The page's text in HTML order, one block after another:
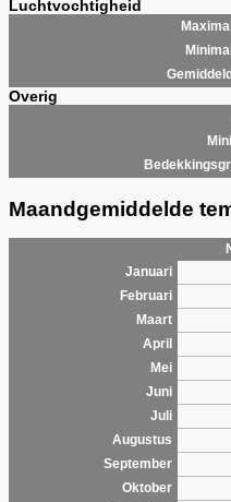
Luchtvochtigheid
Overig
Maandgemiddelde
Januari
Februari
Maart
April
Mei
Juni
Juli
Augustus
September
Oktober